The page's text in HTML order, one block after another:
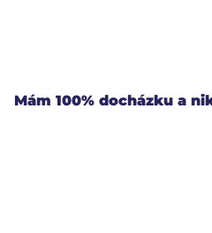
Mám 100% docházku a